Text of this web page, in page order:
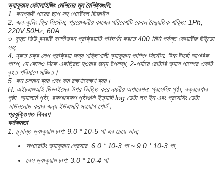
ভ্যাকুয়াম মেটালাইজিং মেশিনের মূল বৈশিষ্ট্যগুলি:
1. কমপ্যাক্ট পায়ের ছাপ সহ পোর্টেবল ডিজাইন
2. জল-কুলিং ফ্রি সিস্টেম, প্রয়োজনীয় কাজের পরিবেশটি কেবল বৈদ্যুতিক শক্তি: 1Ph,
220V 50Hz, 60A;
৩. বৃহত ভিউ বন্দরটি বাষ্পীভবন প্রক্রিয়াটি পরিদর্শন করতে 400 মিমি পর্যন্ত কোয়ার্টজ উইন্ডো
সহ;
4. দ্রুত চক্র লেপ প্রক্রিয়া জন্য শক্তিশালী ভ্যাকুয়াম পাম্পিং সিস্টেম: উচ্চ টার্বো আণবিক
পাম্প, যে কোনও দিকে একত্রিত হওয়ার জন্য উপলব্ধ; 2-পর্যায়ে রোটারি ভ্যান পাম্পের একটি
বৃহত পরিমাণে সজ্জিত।
5. কম চলমান ব্যয় এবং কম রক্ষণাবেক্ষণ ব্যয়।
H. এইচএমআই ডিভাইসের উপর ভিত্তি করে নমনীয় অপারেশন: প্রসেসিং পৃষ্ঠা, বক্ররেখার
পৃষ্ঠা, অ্যালার্ম পৃষ্ঠা, রক্ষণাবেক্ষণ পৃষ্ঠাগুলি ইত্যাদি log ডেটা লগ ইন এবং প্রসেসিং ডেটা
ডাউনলোড করার জন্য ইউএসবি সংযোগ পোর্ট।
প্রযুক্তিগত বিবরণ
কর্মক্ষমতা
1. চূড়ান্ত ভ্যাকুয়াম চাপ: 9.0 * 10-5 পা এর চেয়ে ভাল;
অপারেটিং ভ্যাকুয়াম প্রেসার: 6.0 * 10-3 পা ~ 9.0 * 10-3 পা;
বেস ভ্যাকুয়াম চাপ: 3.0 * 10-4 পা